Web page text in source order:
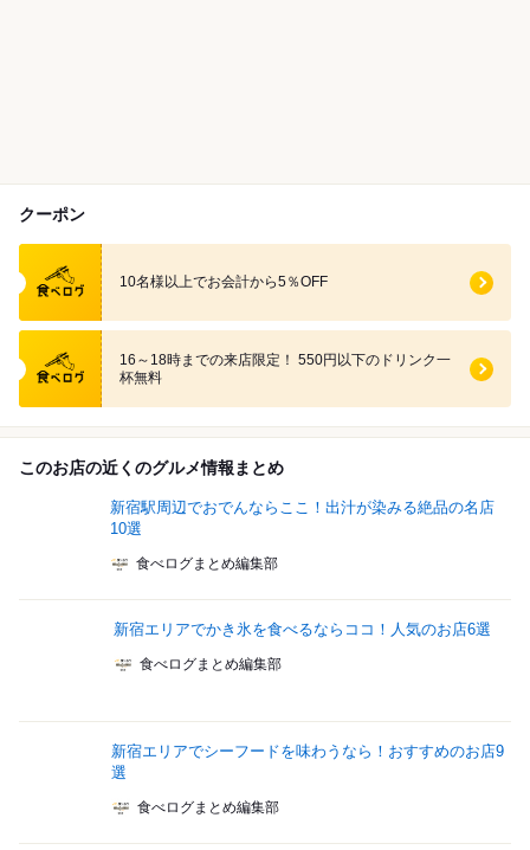
クーポン
食べログ クーポン
10名様以上でお会計から5％OFF
食べログ クーポン
16～18時までの来店限定！ 550円以下のドリンク一
杯無料
このお店の近くのグルメ情報まとめ
新宿駅周辺でおでんならここ！出汁が染みる絶品の名店
10選
食べログまとめ編集部
新宿エリアでかき氷を食べるならココ！人気のお店6選
食べログまとめ編集部
新宿エリアでシーフードを味わうなら！おすすめのお店9
選
食べログまとめ編集部